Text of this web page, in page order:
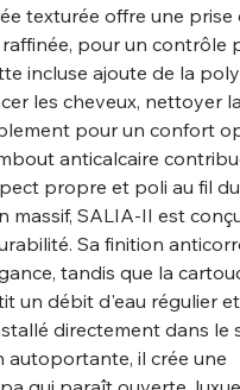
texturée offre une prise
pour un contrôle
incluse ajoute de la
les cheveux, nettoyer la
pour un confort
anticalcaire
propre et poli au fil
massif, SALIA-II est
Sa finition
tandis que la
un débit d'eau régulier
directement dans le
autoportante, il crée une